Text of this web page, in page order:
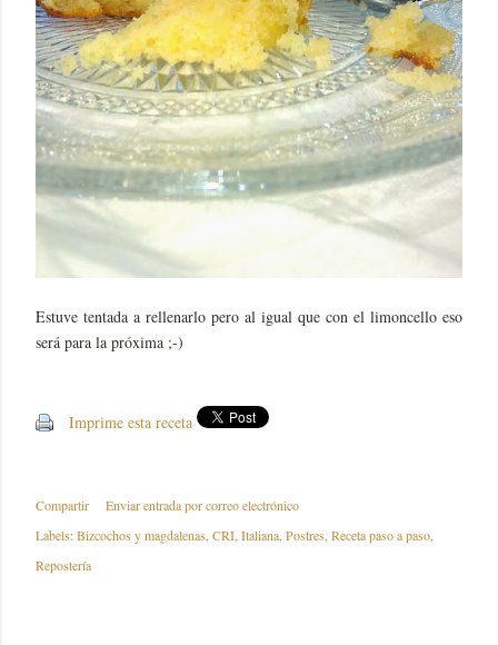
Estuve tentada a rellenarlo pero al igual que con el limoncello eso
será para la próxima ;-)
Imprime esta receta
Compartir
Enviar entrada por correo electrónico
Labels:Bizcochos y magdalenas CRI Italiana Postres Receta paso a paso
Repostería